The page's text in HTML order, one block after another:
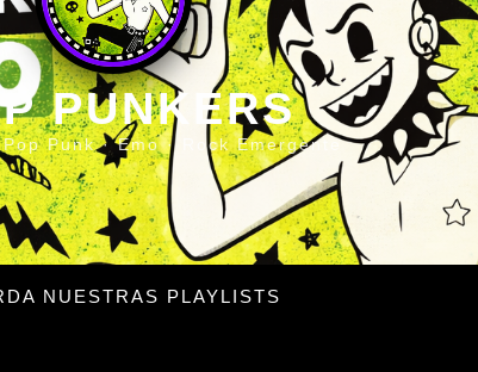
PUNKERS
Punk · Emo · Rock Emergente
NUESTRAS PLAYLISTS